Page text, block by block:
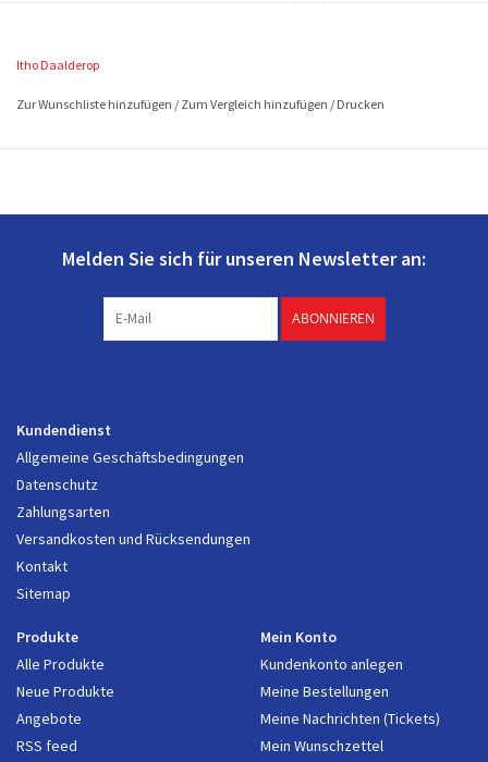
Itho Daalderop
Zur Wunschliste hinzufügen / Zum Vergleich hinzufügen / Drucken
Melden Sie sich für unseren Newsletter an:
ABONNIEREN
Kundendienst
Allgemeine Geschäftsbedingungen
Datenschutz
Zahlungsarten
Versandkosten und Rücksendungen
Kontakt
Sitemap
Produkte
Alle Produkte
Neue Produkte
Angebote
RSS feed
Mein Konto
Kundenkonto anlegen
Meine Bestellungen
Meine Nachrichten (Tickets)
Mein Wunschzettel